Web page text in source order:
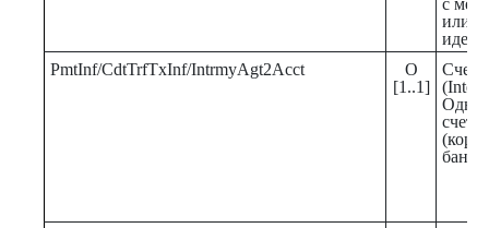
или
PmtInf/CdtTrfTxInf/IntrmyAgt2Acct
О
[1..1]
Счет
счета